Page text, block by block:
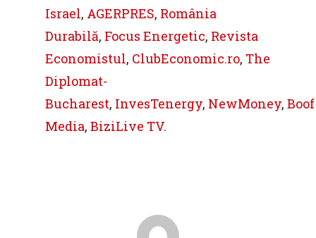
Israel, AGERPRES, România
Durabilă, Focus Energetic, Revista
Economistul, ClubEconomic.ro, The
Diplomat-
Bucharest, InvesTenergy, NewMoney, Boof
Media, BiziLive TV.